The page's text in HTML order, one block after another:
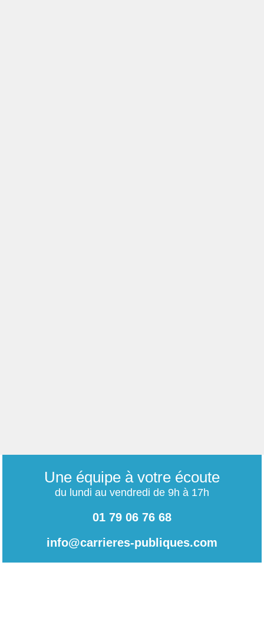
Une équipe à votre écoute
du lundi au vendredi de 9h à 17h
01 79 06 76 68
info@carrieres-publiques.com